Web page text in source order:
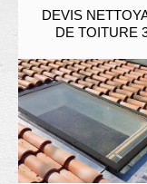
DEVIS
DE TOITURE